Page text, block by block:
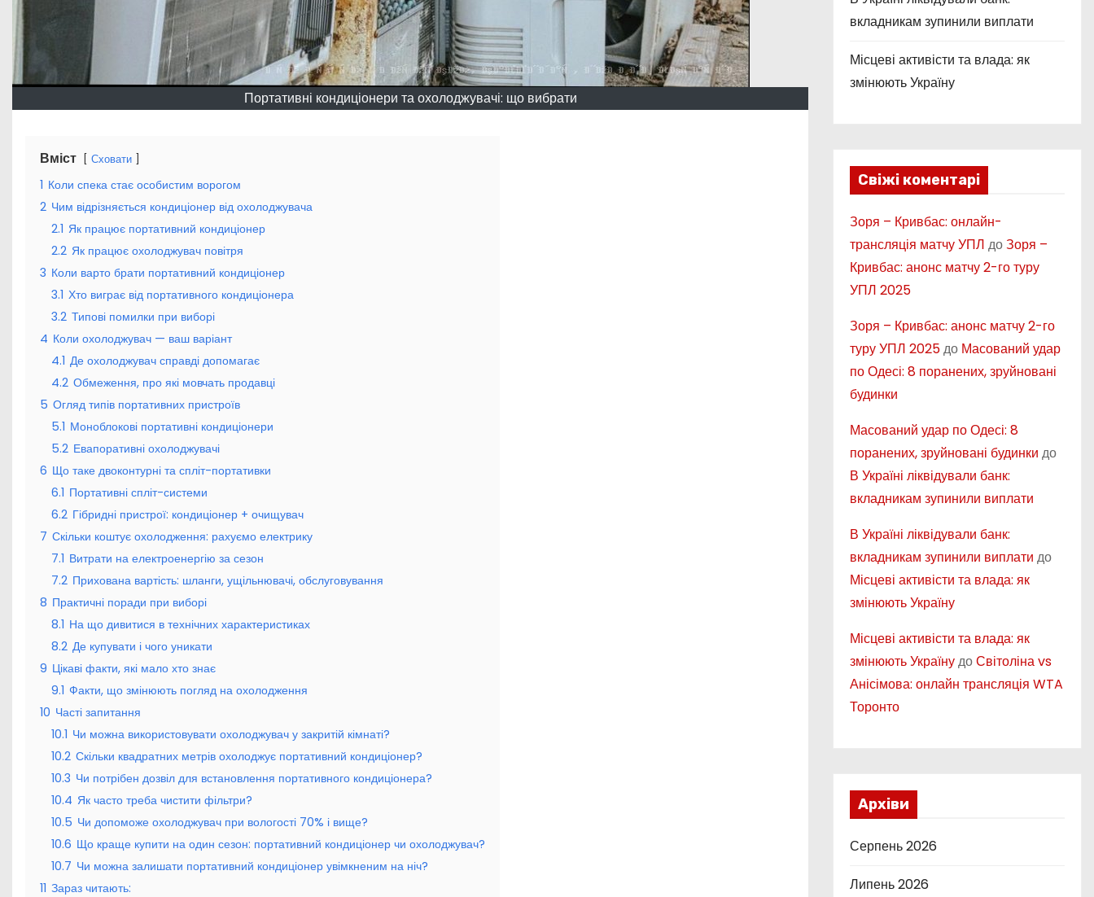
Портативні кондиціонери та охолоджувачі: що вибрати
Вміст Сховати
1 Коли спека стає особистим ворогом
2 Чим відрізняється кондиціонер від охолоджувача
2.1 Як працює портативний кондиціонер
2.2 Як працює охолоджувач повітря
3 Коли варто брати портативний кондиціонер
3.1 Хто виграє від портативного кондиціонера
3.2 Типові помилки при виборі
4 Коли охолоджувач — ваш варіант
4.1 Де охолоджувач справді допомагає
4.2 Обмеження, про які мовчать продавці
5 Огляд типів портативних пристроїв
5.1 Моноблокові портативні кондиціонери
5.2 Евапоративні охолоджувачі
6 Що таке двоконтурні та спліт-портативки
6.1 Портативні спліт-системи
6.2 Гібридні пристрої: кондиціонер + очищувач
7 Скільки коштує охолодження: рахуємо електрику
7.1 Витрати на електроенергію за сезон
7.2 Прихована вартість: шланги, ущільнювачі, обслуговування
8 Практичні поради при виборі
8.1 На що дивитися в технічних характеристиках
8.2 Де купувати і чого уникати
9 Цікаві факти, які мало хто знає
9.1 Факти, що змінюють погляд на охолодження
10 Часті запитання
10.1 Чи можна використовувати охолоджувач у закритій кімнаті?
10.2 Скільки квадратних метрів охолоджує портативний кондиціонер?
10.3 Чи потрібен дозвіл для встановлення портативного кондиціонера?
10.4 Як часто треба чистити фільтри?
10.5 Чи допоможе охолоджувач при вологості 70% і вище?
10.6 Що краще купити на один сезон: портативний кондиціонер чи охолоджувач?
10.7 Чи можна залишати портативний кондиціонер увімкненим на ніч?
11 Зараз читають:
вкладникам зупинили виплати
Місцеві активісти та влада: як
змінюють Україну
Свіжі коментарі
Зоря – Кривбас: онлайн-
трансляція матчу УПЛ доЗоря –
Кривбас: анонс матчу 2-го туру
УПЛ 2025
Зоря – Кривбас: анонс матчу 2-го
туру УПЛ 2025до Масований удар
по Одесі: 8 поранених, зруйновані
будинки
Масований удар по Одесі: 8
поранених, зруйновані будинки до
В Україні ліквідували банк:
вкладникам зупинили виплати
В Україні ліквідували банк:
вкладникам зупинили виплати до
Місцеві активісти та влада: як
змінюють Україну
Місцеві активісти та влада: як
змінюють УкраїнудоСвітоліна vs
Анісімова: онлайн трансляція WTA
Торонто
Архіви
Серпень 2026
Липень 2026